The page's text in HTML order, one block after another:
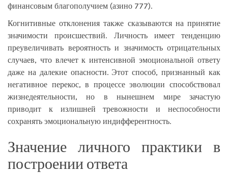
финансовым благополучием (азино 777).
Когнитивные отклонения также сказываются на принятие
значимости происшествий. Личность имеет тенденцию
преувеличивать вероятность и значимость отрицательных
случаев, что влечет к интенсивной эмоциональной ответу
даже на далекие опасности. Этот способ, признанный как
негативное перекос, в процессе эволюции способствовал
жизнедеятельности, но в нынешнем мире зачастую
приводит к излишней тревожности и неспособности
сохранять эмоциональную индифферентность.
Значение личного практики в
построении ответа